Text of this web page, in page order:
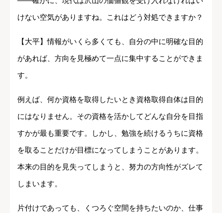
けない空気がありますね。これはどう対処できますか？
【大平】情報がいくら多くても、自分の中に明確な目的
があれば、方向を見極めて一点に集中することができま
す。
例えば、何か資格を取得したいとき資格取得自体は目的
にはなりません。その資格を活かしてどんな自分を目指
すかが最も重要です。しかし、勉強を続けるうちに資格
を取ることだけが目標になってしまうことがあります。
本来の目的を見失ってしまうと、努力の方向性がズレて
しまいます。
片付けであっても、くつろぐ空間を持ちたいのか、仕事